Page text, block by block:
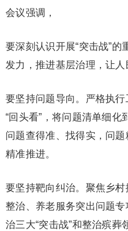
会议强调，
要深刻认识开展“突击战”
发力，推进基层治理，让人
要坚持问题导向。严格执
“回头看”，将问题清单细
问题查得准、找得实，问
精准推进。
要坚持靶向纠治。聚焦乡
整治、养老服务突出问题
治三大“突击战”和整治殡葬